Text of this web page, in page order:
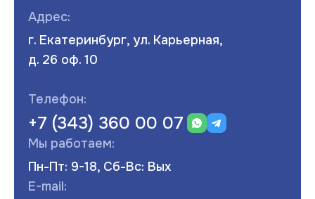
Адрес:
г. Екатеринбург, ул. Карьерная,
д. 26 оф. 10
Телефон:
+7 (343) 360 00 07
Мы работаем:
Пн-Пт: 9-18, Сб-Вс: Вых
E-mail: